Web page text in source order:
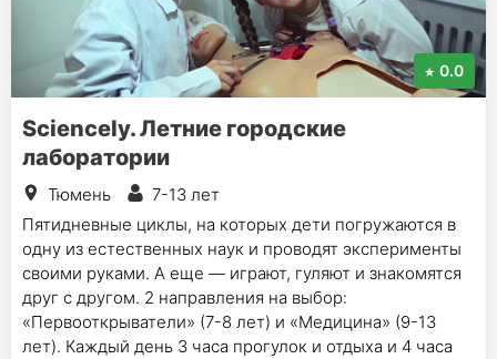
0.0
Sciencely. Летние городские
лаборатории
Тюмень
7-13 лет
Пятидневные циклы, на которых дети погружаются в
одну из естественных наук и проводят эксперименты
своими руками. А еще — играют, гуляют и знакомятся
друг с другом. 2 направления на выбор:
«Первооткрыватели» (7-8 лет) и «Медицина» (9-13
лет). Каждый день 3 часа прогулок и отдыха и 4 часа